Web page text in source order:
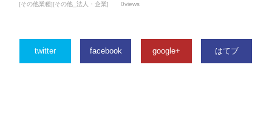
[その他業種][その他_法人・企業] 0views
twitter facebook google+ はてブ